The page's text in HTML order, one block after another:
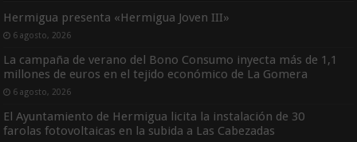
Hermigua presenta «Hermigua Joven III»
6 agosto, 2026
La campaña de verano del Bono Consumo inyecta más de 1,1
millones de euros en el tejido económico de La Gomera
6 agosto, 2026
El Ayuntamiento de Hermigua licita la instalación de 30
farolas fotovoltaicas en la subida a Las Cabezadas